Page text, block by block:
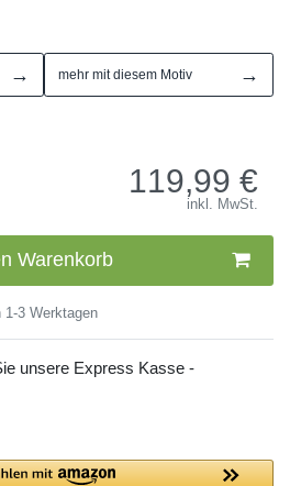
→ mehr mit diesem Motiv →
119,99 €
inkl. MwSt.
Warenkorb
1-3 Werktagen
unsere Express Kasse -